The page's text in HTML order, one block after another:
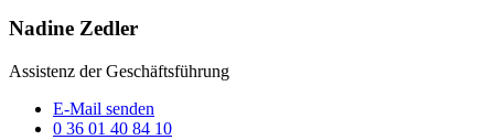
Nadine Zedler
Assistenz der Geschäftsführung
E-Mail senden
0 36 01 40 84 10